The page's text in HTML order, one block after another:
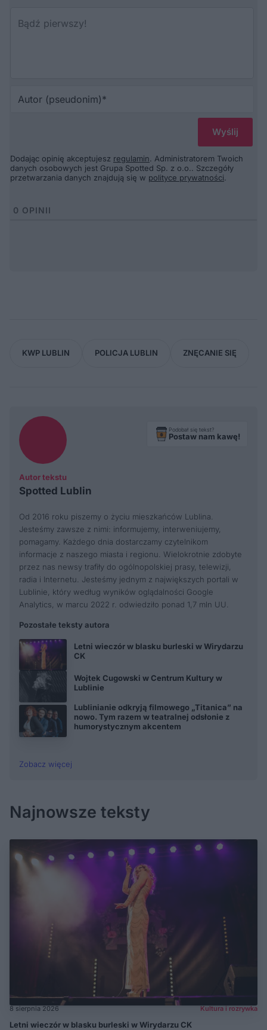
Dodając opinię akceptujesz regulamin. Administratorem Twoich
danych osobowych jest Grupa Spotted Sp. z o.o.. Szczegóły
przetwarzania danych znajdują się w polityce prywatności.
0 OPINII
KWP LUBLIN POLICJA LUBLIN ZNĘCANIE SIĘ
Autor tekstu
Spotted Lublin
Podobał się tekst?
Postaw nam kawę!
Od 2016 roku piszemy o życiu mieszkańców Lublina.
Jesteśmy zawsze z nimi: informujemy, interweniujemy,
pomagamy. Każdego dnia dostarczamy czytelnikom
informacje z naszego miasta i regionu. Wielokrotnie zdobyte
przez nas newsy trafiły do ogólnopolskiej prasy, telewizji,
radia i Internetu. Jesteśmy jednym z największych portali w
Lublinie, który według wyników oglądalności Google
Analytics, w marcu 2022 r. odwiedziło ponad 1,7 mln UU.
Pozostałe teksty autora
Letni wieczór w blasku burleski w Wirydarzu
CK
Wojtek Cugowski w Centrum Kultury w
Lublinie
Lublinianie odkryją filmowego „Titanica” na
nowo. Tym razem w teatralnej odsłonie z
humorystycznym akcentem
Zobacz więcej
Najnowsze teksty
8 sierpnia 2026 Kultura i rozrywka
Letni wieczór w blasku burleski w Wirydarzu CK